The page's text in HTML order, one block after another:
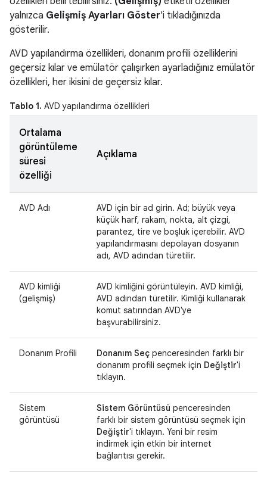
yalnızca Gelişmiş Ayarları Göster'i tıkladığınızda
gösterilir.
AVD yapılandırma özellikleri, donanım profili özelliklerini
geçersiz kılar ve emülatör çalışırken ayarladığınız emülatör
özellikleri, her ikisini de geçersiz kılar.
Tablo 1. AVD yapılandırma özellikleri
Ortalama
görüntüleme
süresi
özelliği
Açıklama
AVD Adı
AVD için bir ad girin. Ad; büyük veya
küçük harf, rakam, nokta, alt çizgi,
parantez, tire ve boşluk içerebilir. AVD
yapılandırmasını depolayan dosyanın
adı, AVD adından türetilir.
AVD kimliği
(gelişmiş)
AVD kimliğini görüntüleyin. AVD kimliği,
AVD adından türetilir. Kimliği kullanarak
komut satırından AVD'ye
başvurabilirsiniz.
Donanım Profili Donanım Seç penceresinden farklı bir
donanım profili seçmek için Değiştir'i
tıklayın.
Sistem
görüntüsü
Sistem Görüntüsü penceresinden
farklı bir sistem görüntüsü seçmek için
Değiştir'i tıklayın. Yeni bir resim
indirmek için etkin bir internet
bağlantısı gerekir.